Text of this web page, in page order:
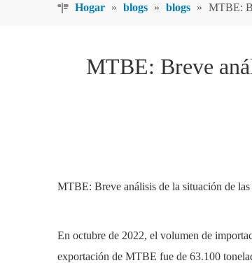
Hogar » blogs » blogs » MTBE:
MTBE: Breve
MTBE: Breve análisis de la situación de
En octubre de 2022, el volumen de
exportación de MTBE fue de 63.100